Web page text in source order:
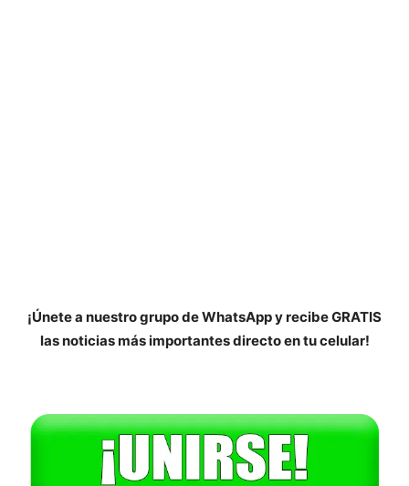
¡Únete a nuestro grupo de WhatsApp y recibe GRATIS
las noticias más importantes directo en tu celular!